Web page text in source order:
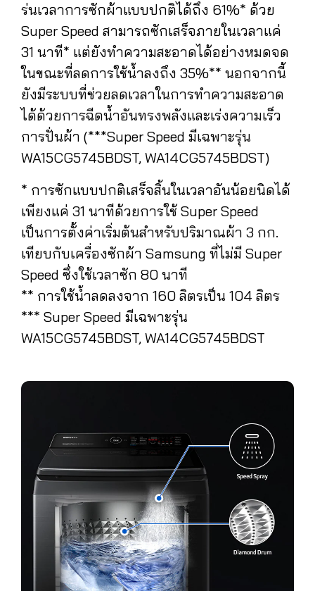
ร่นเวลาการซักผ้าแบบปกติได้ถึง 61%* ด้วย
Super Speed สามารถซักเสร็จภายในเวลาแค่
31 นาที* แต่ยังทำความสะอาดได้อย่างหมดจด
ในขณะที่ลดการใช้น้ำลงถึง 35%** นอกจากนี้
ยังมีระบบที่ช่วยลดเวลาในการทำความสะอาด
ได้ด้วยการฉีดน้ำอันทรงพลังและเร่งความเร็ว
การปั่นผ้า (***Super Speed มีเฉพาะรุ่น
WA15CG5745BDST, WA14CG5745BDST)
* การซักแบบปกติเสร็จสิ้นในเวลาอันน้อยนิดได้
เพียงแค่ 31 นาทีด้วยการใช้ Super Speed
เป็นการตั้งค่าเริ่มต้นสำหรับปริมาณผ้า 3 กก.
เทียบกับเครื่องซักผ้า Samsung ที่ไม่มี Super
Speed ซึ่งใช้เวลาซัก 80 นาที
** การใช้น้ำลดลงจาก 160 ลิตรเป็น 104 ลิตร
*** Super Speed มีเฉพาะรุ่น
WA15CG5745BDST, WA14CG5745BDST